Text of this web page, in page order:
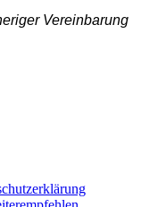
Vereinbarung